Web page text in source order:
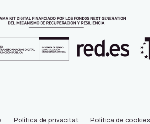
Política de privacitat Política de cookies